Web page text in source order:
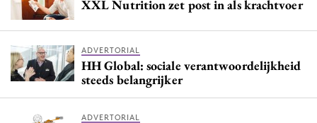
XXL Nutrition zet post in als krachtvoer
ADVERTORIAL
HH Global: sociale verantwoordelijkheid
steeds belangrijker
ADVERTORIAL